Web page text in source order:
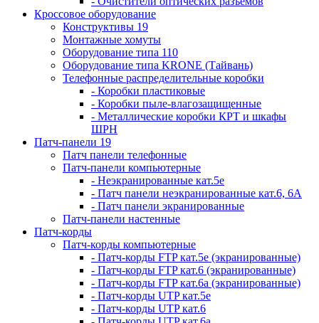
Кроссовое оборудование
Конструктивы 19
Монтажные хомуты
Оборудование типа 110
Оборудование типа KRONE (Тайвань)
Телефонные распределительные коробки
- Коробки пластиковые
- Коробки пыле-влагозащищенные
- Металлические коробки КРТ и шкафы
ШРН
Патч-панели 19
Патч панели телефонные
Патч-панели компьютерные
- Неэкранированные кат.5е
- Патч панели неэкранированные кат.6, 6А
- Патч панели экранированные
Патч-панели настенные
Патч-корды
Патч-корды компьютерные
- Патч-корды FTP кат.5е (экранированные)
- Патч-корды FTP кат.6 (экранированные)
- Патч-корды FTP кат.6а (экранированные)
- Патч-корды UTP кат.5е
- Патч-корды UTP кат.6